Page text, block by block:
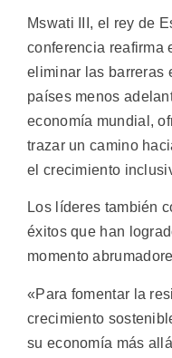
Mswati III, el rey de
conferencia reafirma
eliminar las barreras
países menos
economía mundial,
trazar un camino
el crecimiento
Los líderes también
éxitos que han
momento
«Para fomentar la
crecimiento
su economía más